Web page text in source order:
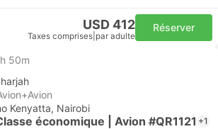
USD 412
Taxes comprises par adulte
Réserver
50m
Kenyatta, Nairobi
économique | Avion #QR1121 +1